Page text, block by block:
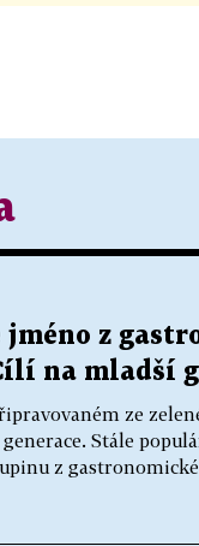
jméno z
na mladší
ze
Stále
z